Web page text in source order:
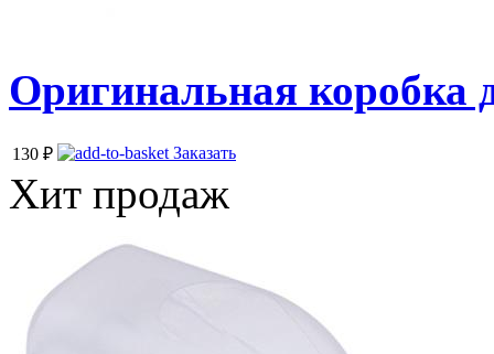
Оригинальная коробка
130 ₽ Заказать
Хит продаж